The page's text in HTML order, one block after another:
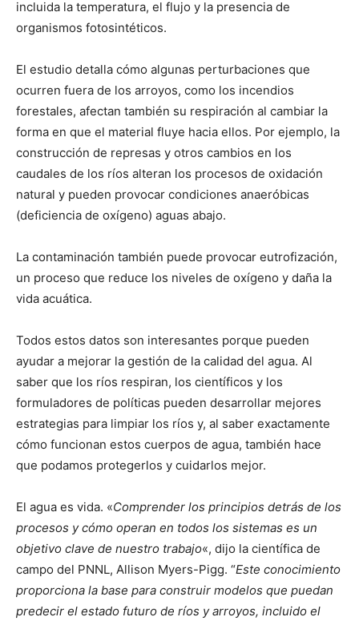
incluida la temperatura, el flujo y la presencia de
organismos fotosintéticos.
El estudio detalla cómo algunas perturbaciones que
ocurren fuera de los arroyos, como los incendios
forestales, afectan también su respiración al cambiar la
forma en que el material fluye hacia ellos. Por ejemplo, la
construcción de represas y otros cambios en los
caudales de los ríos alteran los procesos de oxidación
natural y pueden provocar condiciones anaeróbicas
(deficiencia de oxígeno) aguas abajo.
La contaminación también puede provocar eutrofización,
un proceso que reduce los niveles de oxígeno y daña la
vida acuática.
Todos estos datos son interesantes porque pueden
ayudar a mejorar la gestión de la calidad del agua. Al
saber que los ríos respiran, los científicos y los
formuladores de políticas pueden desarrollar mejores
estrategias para limpiar los ríos y, al saber exactamente
cómo funcionan estos cuerpos de agua, también hace
que podamos protegerlos y cuidarlos mejor.
El agua es vida. «Comprender los principios detrás de los
procesos y cómo operan en todos los sistemas es un
objetivo clave de nuestro trabajo«, dijo la científica de
campo del PNNL, Allison Myers-Pigg. “Este conocimiento
proporciona la base para construir modelos que puedan
predecir el estado futuro de ríos y arroyos, incluido el